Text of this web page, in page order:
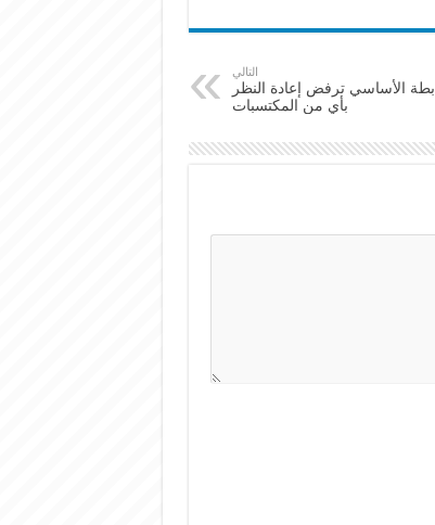
التالي
الأساسي ترفض إعادة النظر
بأي من المكتسبات